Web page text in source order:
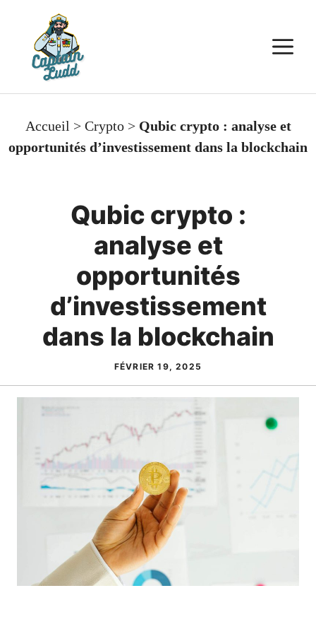
contenu
Accueil > Crypto> Qubic crypto : analyse et
opportunités d’investissement dans la blockchain
Qubic crypto :
analyse et
opportunités
d’investissement
dans la blockchain
FÉVRIER 19, 2025